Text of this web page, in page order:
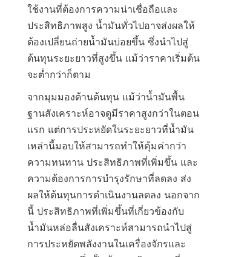
ใช้งานที่ต้องการความน่าเชื่อถือและ
ประสิทธิภาพสูง น้ำมันทั่วไปอาจส่งผลให้
ต้องเปลี่ยนถ่ายน้ำมันบ่อยขึ้น ซึ่งนำไปสู่
ต้นทุนระยะยาวที่สูงขึ้น แม้ว่าราคาเริ่มต้น
จะต่ำกว่าก็ตาม
จากมุมมองด้านต้นทุน แม้ว่าน้ำมันพื้น
ฐานสังเคราะห์อาจดูมีราคาสูงกว่าในตอน
แรก แต่การประหยัดในระยะยาวที่น้ำมัน
เหล่านี้มอบให้สามารถทำให้คุ้มค่ากว่า
ความทนทาน ประสิทธิภาพที่เพิ่มขึ้น และ
ความต้องการการบำรุงรักษาที่ลดลง ส่ง
ผลให้ต้นทุนการดำเนินงานลดลง นอกจาก
นี้ ประสิทธิภาพที่เพิ่มขึ้นที่เกี่ยวข้องกับ
น้ำมันหล่อลื่นสังเคราะห์สามารถนำไปสู่
การประหยัดพลังงานในเครื่องจักรและ